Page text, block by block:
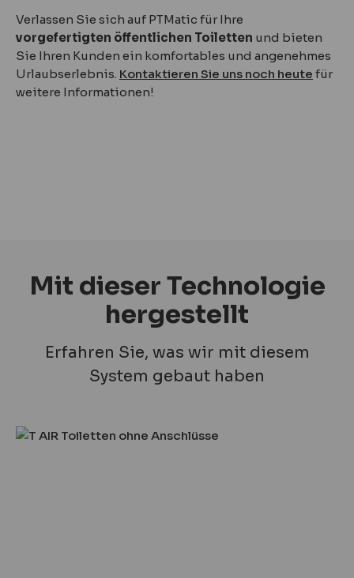
Verlassen Sie sich auf PTMatic für Ihre
vorgefertigten öffentlichen Toiletten und bieten
Sie Ihren Kunden ein komfortables und angenehmes
Urlaubserlebnis. Kontaktieren Sie uns noch heute für
weitere Informationen!
Mit dieser Technologie
hergestellt
Erfahren Sie, was wir mit diesem
System gebaut haben